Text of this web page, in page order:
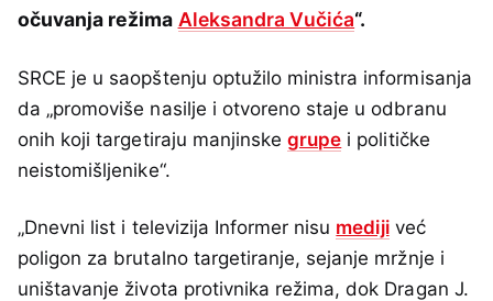
očuvanja režima Aleksandra Vučića“.
SRCE je u saopštenju optužilo ministra informisanja
da „promoviše nasilje i otvoreno staje u odbranu
onih koji targetiraju manjinskegrupe i političke
neistomišljenike“.
„Dnevni list i televizija Informer nisu medijiveć
poligon za brutalno targetiranje, sejanje mržnje i
uništavanje života protivnika režima, dok Dragan J.